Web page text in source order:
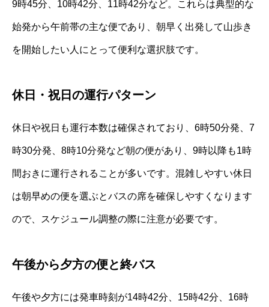
9時45分、10時42分、11時42分など。これらは典型的な
始発から午前帯の主な便であり、朝早く出発して山歩き
を開始したい人にとって便利な選択肢です。
休日・祝日の運行パターン
休日や祝日も運行本数は確保されており、6時50分発、7
時30分発、8時10分発など朝の便があり、9時以降も1時
間おきに運行されることが多いです。混雑しやすい休日
は朝早めの便を選ぶとバスの席を確保しやすくなります
ので、スケジュール調整の際に注意が必要です。
午後から夕方の便と終バス
午後や夕方には発車時刻が14時42分、15時42分、16時